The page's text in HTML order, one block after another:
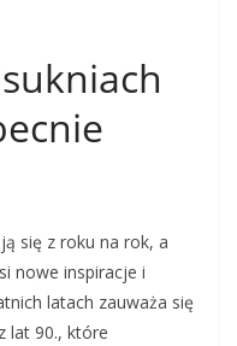
się z roku na rok, a
nowe inspiracje i
latach zauważa się
lat 90., które